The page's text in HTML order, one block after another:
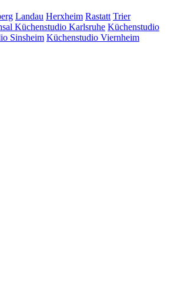
Landau Herxheim Rastatt Trier
Küchenstudio Karlsruhe Küchenstudio
Sinsheim Küchenstudio Viernheim